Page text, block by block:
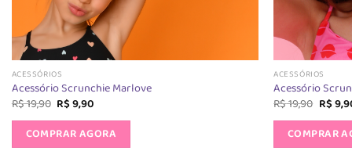
ACESSÓRIOS
Acessório Scrunchie Marlove
R$19,90 O
preço
original
era:
R$ 19,90.
R$9,90
atual
é:
R$ 9,90.
COMPRAR AGORA
ACESSÓRIOS
Acessório
R$19,90 O
preço
era:
R$
R$
COMPRAR